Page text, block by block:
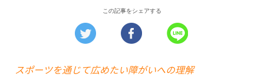
この記事をシェアする
スポーツを通じて広めたい障がいへの理解